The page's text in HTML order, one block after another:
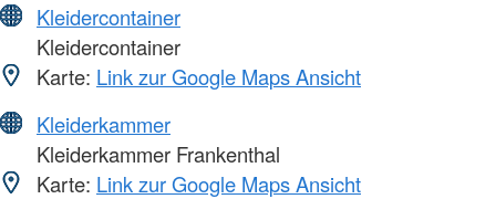
Kleidercontainer
Kleidercontainer
Karte: Link zur Google Maps Ansicht
Kleiderkammer
Kleiderkammer Frankenthal
Karte: Link zur Google Maps Ansicht